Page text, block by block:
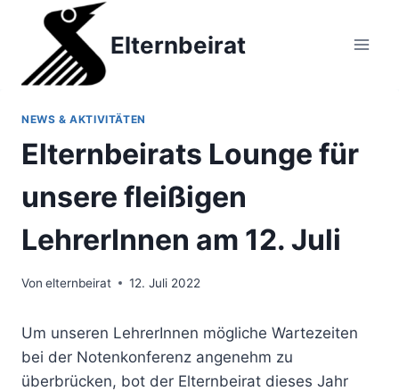
springen
Elternbeirat
NEWS & AKTIVITÄTEN
Elternbeirats Lounge für
unsere fleißigen
LehrerInnen am 12. Juli
Von elternbeirat 12. Juli 2022
Um unseren LehrerInnen mögliche Wartezeiten
bei der Notenkonferenz angenehm zu
überbrücken, bot der Elternbeirat dieses Jahr